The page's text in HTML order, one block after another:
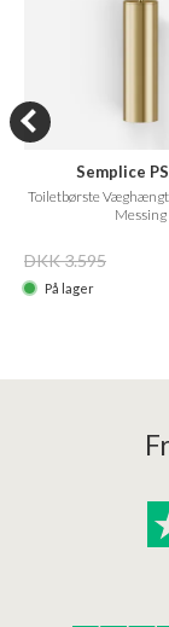
Semplice
Toiletbørste
Messing
DKK 3.595
På lager